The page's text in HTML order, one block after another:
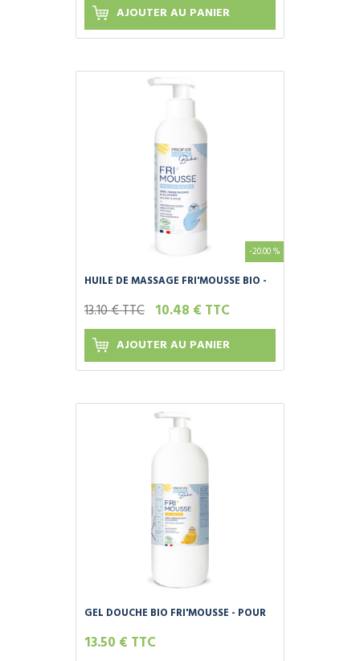
AJOUTER AU PANIER
-20.00 %
HUILE DE MASSAGE FRI'MOUSSE BIO -
13.10 € TTC 10.48 € TTC
AJOUTER AU PANIER
GEL DOUCHE BIO FRI'MOUSSE - POUR
200ML
13.50 € TTC